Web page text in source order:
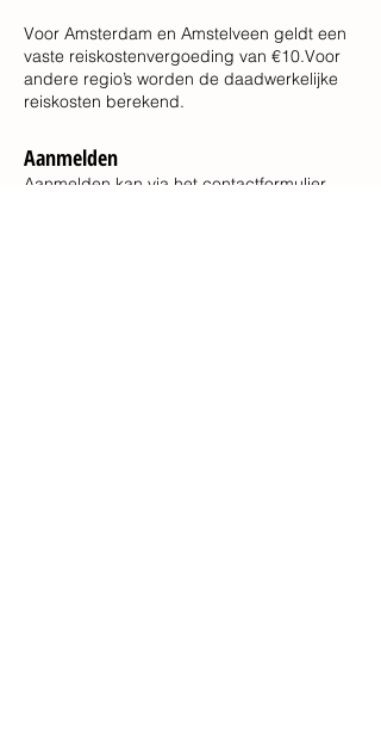
Voor Amsterdam en Amstelveen geldt een
vaste reiskostenvergoeding van €10.Voor
andere regio’s worden de daadwerkelijke
reiskosten berekend.
Aanmelden
Aanmelden kan via het contactformulier.